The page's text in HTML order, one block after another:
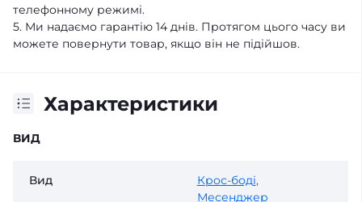
телефонному режимі.
5. Ми надаємо гарантію 14 днів. Протягом цього часу ви
можете повернути товар, якщо він не підійшов.
Характеристики
ВИД
Вид Крос-боді,
Месенджер